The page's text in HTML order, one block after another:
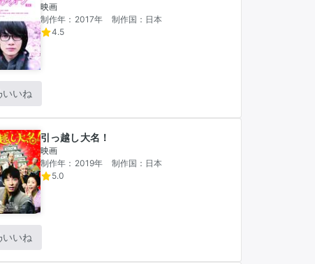
映画
制作年：2017年
制作国：日本
4.5
いいね
引っ越し大名！
映画
制作年：2019年
制作国：日本
5.0
いいね